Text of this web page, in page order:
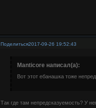
Поделиться2017-09-26 19:52:43
Manticore написал(а):
Вот этот ебанашка тоже
Так где там непредсказуемость? У